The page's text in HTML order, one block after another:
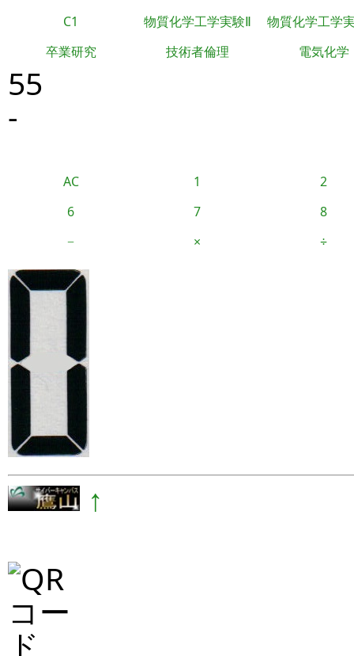
C1 物質化学工学実験Ⅱ
物質化学工学
卒業研究
技術者倫理 電気化学
55
-
AC 1
2
6
7
8
−
× ÷
↑